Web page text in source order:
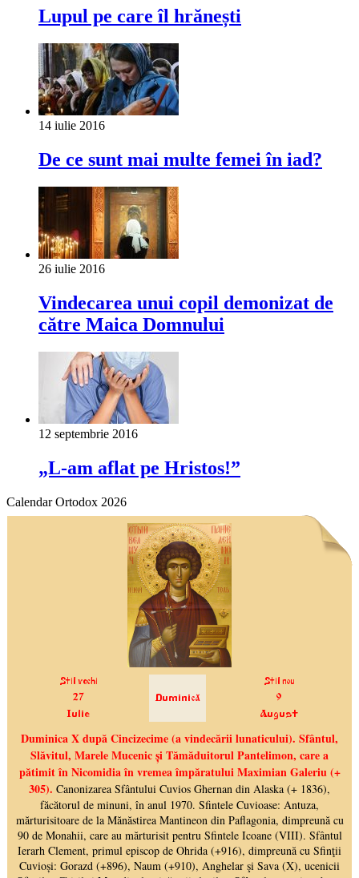
Lupul pe care îl hrănești
14 iulie 2016
De ce sunt mai multe femei în iad?
26 iulie 2016
Vindecarea unui copil demonizat de
către Maica Domnului
12 septembrie 2016
„L-am aflat pe Hristos!”
Calendar Ortodox 2026